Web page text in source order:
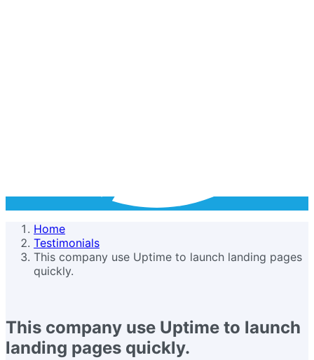
Home
Testimonials
This company use Uptime to launch landing pages
quickly.
This company use Uptime to launch
landing pages quickly.